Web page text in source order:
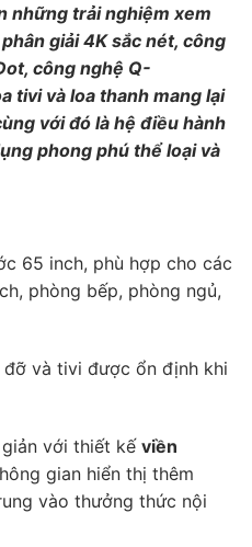
những trải nghiệm xem
giải 4K sắc nét, công
công nghệ Q-
tivi và loa thanh mang lại
với đó là hệ điều hành
phong phú thể loại và
65 inch, phù hợp cho các
phòng bếp, phòng ngủ,
đỡ và tivi được ổn định khi
với thiết kế viền
gian hiển thị thêm
vào thưởng thức nội